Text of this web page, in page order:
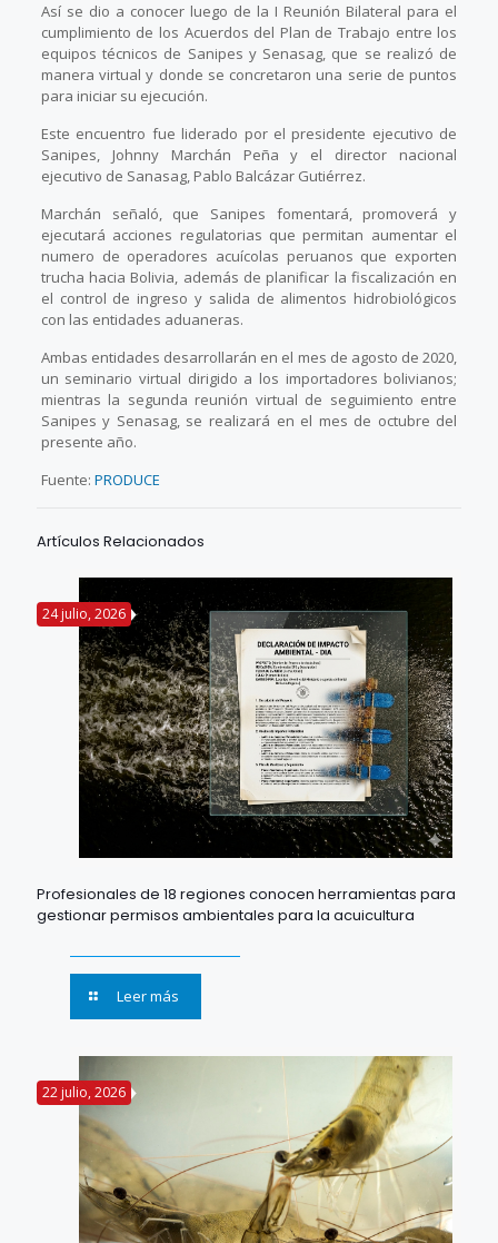
Así se dio a conocer luego de la I Reunión Bilateral para el
cumplimiento de los Acuerdos del Plan de Trabajo entre los
equipos técnicos de Sanipes y Senasag, que se realizó de
manera virtual y donde se concretaron una serie de puntos
para iniciar su ejecución.
Este encuentro fue liderado por el presidente ejecutivo de
Sanipes, Johnny Marchán Peña y el director nacional
ejecutivo de Sanasag, Pablo Balcázar Gutiérrez.
Marchán señaló, que Sanipes fomentará, promoverá y
ejecutará acciones regulatorias que permitan aumentar el
numero de operadores acuícolas peruanos que exporten
trucha hacia Bolivia, además de planificar la fiscalización en
el control de ingreso y salida de alimentos hidrobiológicos
con las entidades aduaneras.
Ambas entidades desarrollarán en el mes de agosto de 2020,
un seminario virtual dirigido a los importadores bolivianos;
mientras la segunda reunión virtual de seguimiento entre
Sanipes y Senasag, se realizará en el mes de octubre del
presente año.
Fuente: PRODUCE
Artículos Relacionados
24 julio, 2026
Profesionales de 18 regiones conocen herramientas para
gestionar permisos ambientales para la acuicultura
Leer más
22 julio, 2026